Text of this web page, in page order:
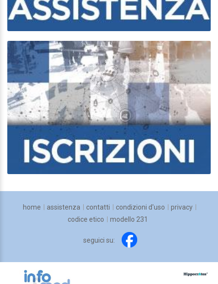
home assistenza contatti condizioni d'uso
privacy
codice etico
modello 231
seguici su: